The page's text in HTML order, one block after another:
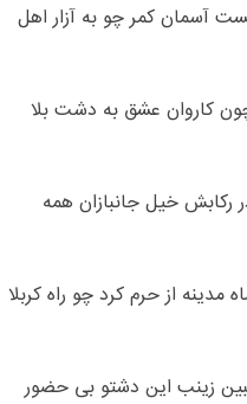
آسمان کمر چو به آزار اهل
کاروان عشق به دشت بلا
رکابش خیل جانبازان همه
مدینه از حرم کرد چو راه کربلا
زینب این دشتو بی حضور